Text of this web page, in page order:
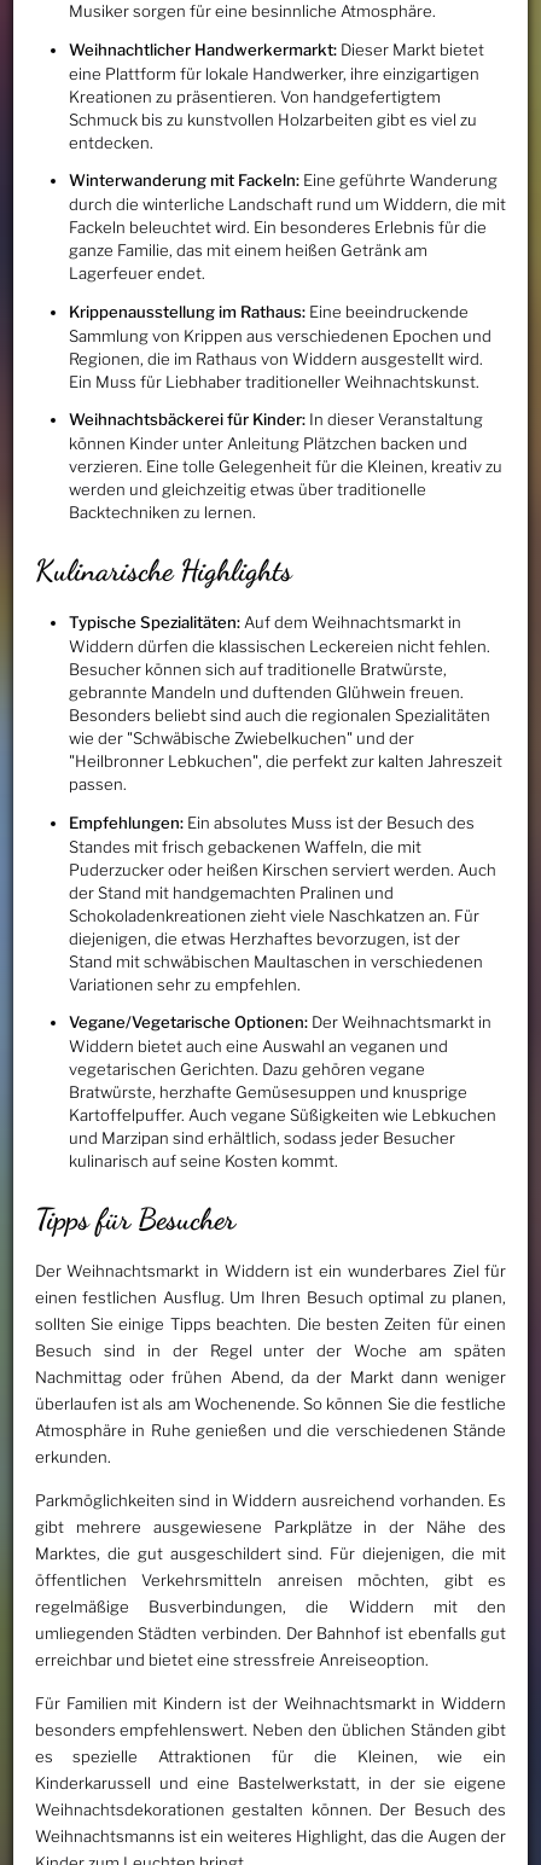
Musiker sorgen für eine besinnliche Atmosphäre.
Weihnachtlicher Handwerkermarkt:Dieser Markt bietet
eine Plattform für lokale Handwerker, ihre einzigartigen
Kreationen zu präsentieren. Von handgefertigtem
Schmuck bis zu kunstvollen Holzarbeiten gibt es viel zu
entdecken.
Winterwanderung mit Fackeln:Eine geführte Wanderung
durch die winterliche Landschaft rund um Widdern, die mit
Fackeln beleuchtet wird. Ein besonderes Erlebnis für die
ganze Familie, das mit einem heißen Getränk am
Lagerfeuer endet.
Krippenausstellung im Rathaus:Eine beeindruckende
Sammlung von Krippen aus verschiedenen Epochen und
Regionen, die im Rathaus von Widdern ausgestellt wird.
Ein Muss für Liebhaber traditioneller Weihnachtskunst.
Weihnachtsbäckerei für Kinder:In dieser Veranstaltung
können Kinder unter Anleitung Plätzchen backen und
verzieren. Eine tolle Gelegenheit für die Kleinen, kreativ zu
werden und gleichzeitig etwas über traditionelle
Backtechniken zu lernen.
Kulinarische Highlights
Typische Spezialitäten:Auf dem Weihnachtsmarkt in
Widdern dürfen die klassischen Leckereien nicht fehlen.
Besucher können sich auf traditionelle Bratwürste,
gebrannte Mandeln und duftenden Glühwein freuen.
Besonders beliebt sind auch die regionalen Spezialitäten
wie der "Schwäbische Zwiebelkuchen" und der
"Heilbronner Lebkuchen", die perfekt zur kalten Jahreszeit
passen.
Empfehlungen:Ein absolutes Muss ist der Besuch des
Standes mit frisch gebackenen Waffeln, die mit
Puderzucker oder heißen Kirschen serviert werden. Auch
der Stand mit handgemachten Pralinen und
Schokoladenkreationen zieht viele Naschkatzen an. Für
diejenigen, die etwas Herzhaftes bevorzugen, ist der
Stand mit schwäbischen Maultaschen in verschiedenen
Variationen sehr zu empfehlen.
Vegane/Vegetarische Optionen:Der Weihnachtsmarkt in
Widdern bietet auch eine Auswahl an veganen und
vegetarischen Gerichten. Dazu gehören vegane
Bratwürste, herzhafte Gemüsesuppen und knusprige
Kartoffelpuffer. Auch vegane Süßigkeiten wie Lebkuchen
und Marzipan sind erhältlich, sodass jeder Besucher
kulinarisch auf seine Kosten kommt.
Tipps für Besucher
Der Weihnachtsmarkt in Widdern ist ein wunderbares Ziel für
einen festlichen Ausflug. Um Ihren Besuch optimal zu planen,
sollten Sie einige Tipps beachten. Die besten Zeiten für einen
Besuch sind in der Regel unter der Woche am späten
Nachmittag oder frühen Abend, da der Markt dann weniger
überlaufen ist als am Wochenende. So können Sie die festliche
Atmosphäre in Ruhe genießen und die verschiedenen Stände
erkunden.
Parkmöglichkeiten sind in Widdern ausreichend vorhanden. Es
gibt mehrere ausgewiesene Parkplätze in der Nähe des
Marktes, die gut ausgeschildert sind. Für diejenigen, die mit
öffentlichen Verkehrsmitteln anreisen möchten, gibt es
regelmäßige Busverbindungen, die Widdern mit den
umliegenden Städten verbinden. Der Bahnhof ist ebenfalls gut
erreichbar und bietet eine stressfreie Anreiseoption.
Für Familien mit Kindern ist der Weihnachtsmarkt in Widdern
besonders empfehlenswert. Neben den üblichen Ständen gibt
es spezielle Attraktionen für die Kleinen, wie ein
Kinderkarussell und eine Bastelwerkstatt, in der sie eigene
Weihnachtsdekorationen gestalten können. Der Besuch des
Weihnachtsmanns ist ein weiteres Highlight, das die Augen der